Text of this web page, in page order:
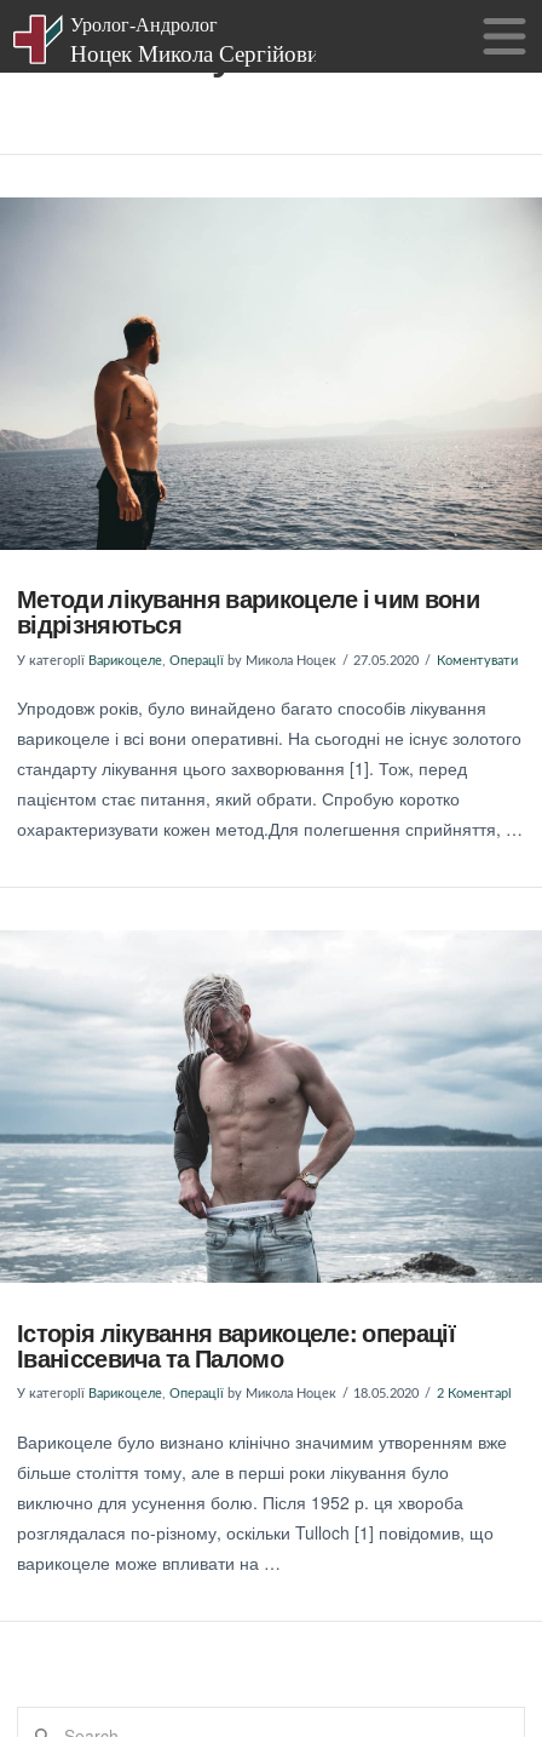
Пошук за тегом
ПЕРЕГЛЯНУТИ ПОСТ
Методи лікування варикоцеле і чим вони
відрізняються
У категорії Варикоцеле Операції by Микола Ноцек 27.05.2020 Коментувати
Упродовж років, було винайдено багато способів лікування
варикоцеле і всі вони оперативні. На сьогодні не існує золотого
стандарту лікування цього захворювання [1]. Тож, перед
пацієнтом стає питання, який обрати. Спробую коротко
охарактеризувати кожен метод.Для полегшення сприйняття, …
Історія лікування варикоцеле: операції
Іваніссевича та Паломо
У категорії Варикоцеле, Операції by Микола Ноцек 18.05.2020 2 Коментарі
Варикоцеле було визнано клінічно значимим утворенням вже
більше століття тому, але в перші роки лікування було
виключно для усунення болю. Після 1952 р. ця хвороба
розглядалася по-різному, оскільки Tulloch [1] повідомив, що
варикоцеле може впливати на …